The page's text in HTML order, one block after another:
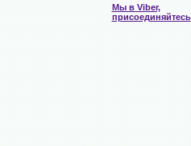
Мы в Viber,
присоединяйтесь